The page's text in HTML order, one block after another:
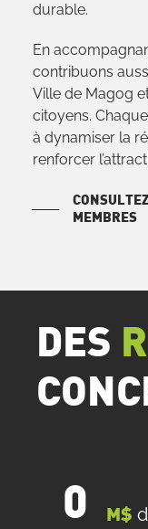
durable.
En
contribuons
Ville de Magog
citoyens.
à dynamiser la
renforcer
MEMBRES
DES
0 M$